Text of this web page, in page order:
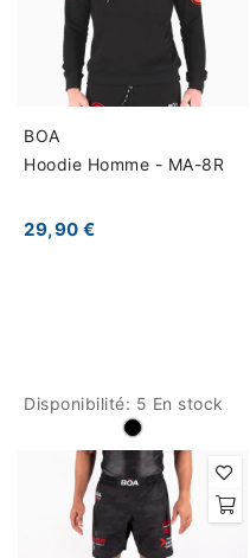
BOA
Hoodie Homme - MA-8R
29,90 €
Disponibilité: 5 En stock